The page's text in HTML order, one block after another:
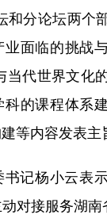
和分论坛两个
面临的挑战
当代世界文化
的课程体系
等内容发表主
记杨小云表
对接服务湖南